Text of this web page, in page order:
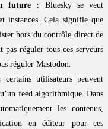
future : Bluesky se veut
instances. Cela signifie que
hors du contrôle direct de
réguler tous ces serveurs
réguler Mastodon.
certains utilisateurs peuvent
feed algorithmique. Dans
les contenus,
en éditeur pour ces